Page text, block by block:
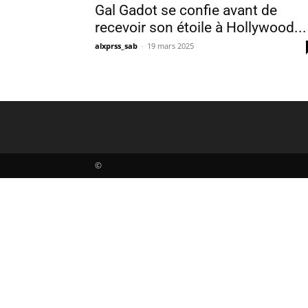
Gal Gadot se confie avant de
recevoir son étoile à Hollywood...
alxprss_sab - 19 mars 2025
©